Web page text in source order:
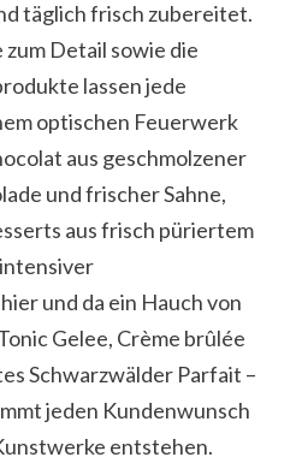
täglich frisch zubereitet.
Detail sowie die
lassen jede
optischen Feuerwerk
aus geschmolzener
und frischer Sahne,
aus frisch püriertem
und da ein Hauch von
Gelee, Crème brûlée
Schwarzwälder Parfait –
jeden Kundenwunsch
entstehen.